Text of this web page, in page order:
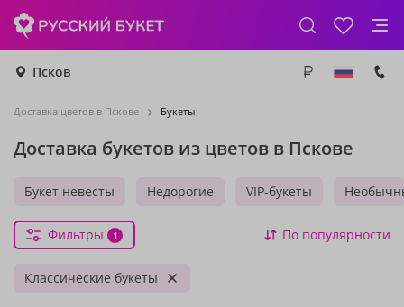
Псков
Доставка цветов в Пскове Букеты
Доставка букетов из цветов в Пскове
Букет невесты Недорогие VIP-букеты
Фильтры 1 По популярности
Классические букеты